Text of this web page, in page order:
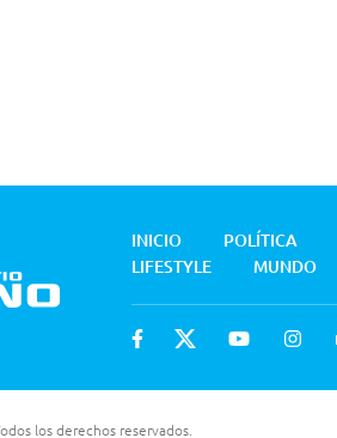
INICIO POLÍTICA
LIFESTYLE
MUNDO
los derechos reservados.